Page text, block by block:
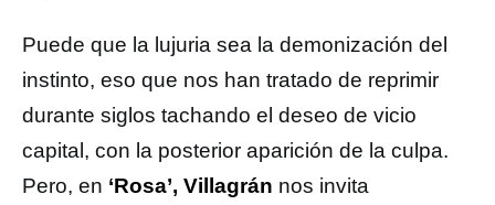
Puede que la lujuria sea la demonización del
instinto, eso que nos han tratado de reprimir
durante siglos tachando el deseo de vicio
capital, con la posterior aparición de la culpa.
Pero, en ‘Rosa’, Villagrán nos invita